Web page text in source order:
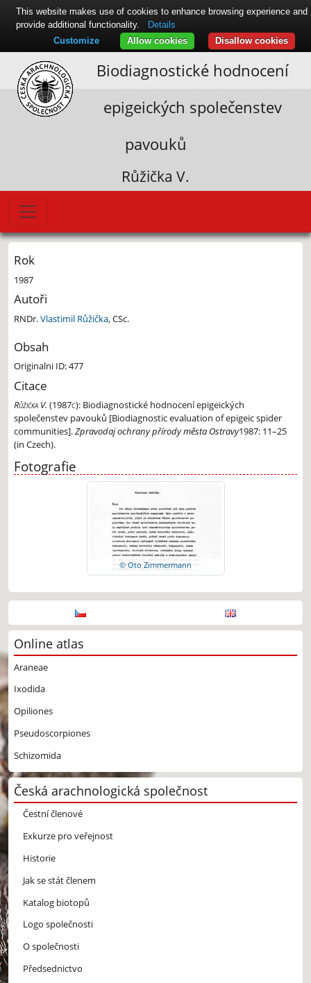
Biodiagnostické hodnocení
epigeických společenstev
pavouků
Růžička V.
Rok
1987
Autoři
RNDr.Vlastimil Růžička, CSc.
Obsah
Originalni ID: 477
Citace
Růžička V. (1987c): Biodiagnostické hodnocení epigeických
společenstev pavouků [Biodiagnostic evaluation of epigeic spider
communities].Zpravodaj ochrany přírody města Ostravy1987: 11–25
(in Czech).
Fotografie
© Oto Zimmermann
Online atlas
Araneae
Ixodida
Opiliones
Pseudoscorpiones
Schizomida
Česká arachnologická společnost
Čestní členové
Exkurze pro veřejnost
Historie
Jak se stát členem
Katalog biotopů
Logo společnosti
O společnosti
Předsednictvo
This website makes use of cookies to enhance browsing experience and
provide additional functionality.
Details
Disallow cookies
Allow cookies
Customize